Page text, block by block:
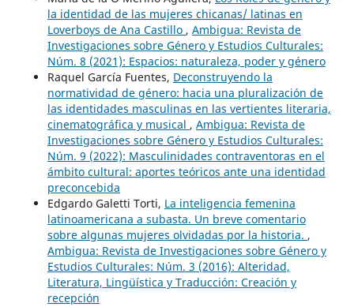
la identidad de las mujeres chicanas/ latinas en
Loverboys de Ana Castillo , Ambigua: Revista de
Investigaciones sobre Género y Estudios Culturales:
Núm. 8 (2021): Espacios: naturaleza, poder y género
Raquel García Fuentes, Deconstruyendo la
normatividad de género: hacia una pluralización de
las identidades masculinas en las vertientes literaria,
cinematográfica y musical , Ambigua: Revista de
Investigaciones sobre Género y Estudios Culturales:
Núm. 9 (2022): Masculinidades contraventoras en el
ámbito cultural: aportes teóricos ante una identidad
preconcebida
Edgardo Galetti Torti, La inteligencia femenina
latinoamericana a subasta. Un breve comentario
sobre algunas mujeres olvidadas por la historia. ,
Ambigua: Revista de Investigaciones sobre Género y
Estudios Culturales: Núm. 3 (2016): Alteridad,
Literatura, Lingüística y Traducción: Creación y
recepción